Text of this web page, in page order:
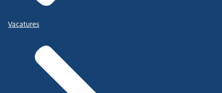
Vacatures